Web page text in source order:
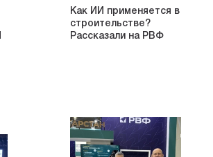
Как ИИ применяется в
строительстве?
Рассказали на РВФ